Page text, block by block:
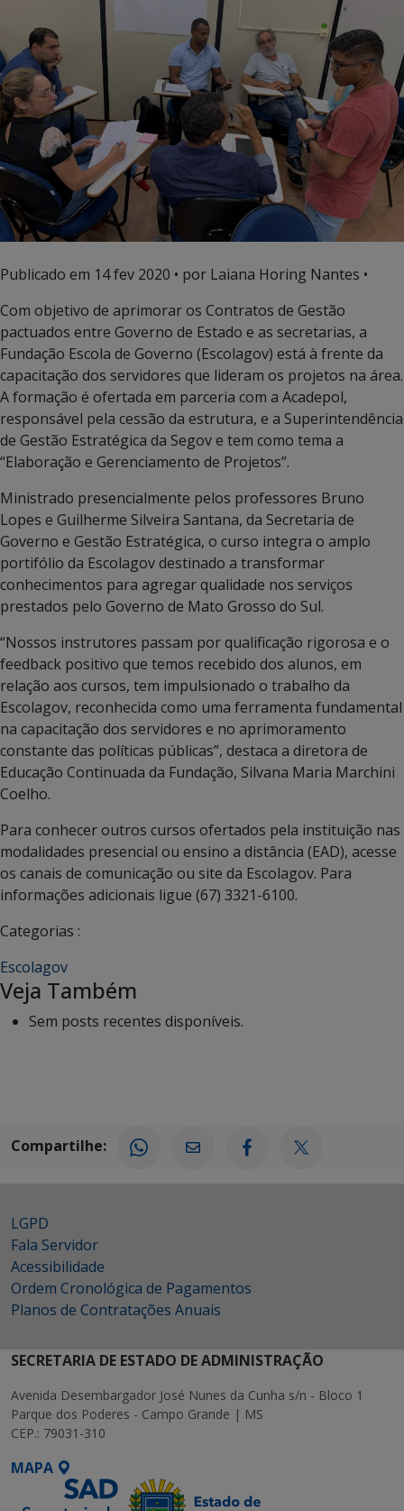
Publicado em 14 fev 2020 • por Laiana Horing Nantes •
Com objetivo de aprimorar os Contratos de Gestão
pactuados entre Governo de Estado e as secretarias, a
Fundação Escola de Governo (Escolagov) está à frente da
capacitação dos servidores que lideram os projetos na área.
A formação é ofertada em parceria com a Acadepol,
responsável pela cessão da estrutura, e a Superintendência
de Gestão Estratégica da Segov e tem como tema a
“Elaboração e Gerenciamento de Projetos”.
Ministrado presencialmente pelos professores Bruno
Lopes e Guilherme Silveira Santana, da Secretaria de
Governo e Gestão Estratégica, o curso integra o amplo
portifólio da Escolagov destinado a transformar
conhecimentos para agregar qualidade nos serviços
prestados pelo Governo de Mato Grosso do Sul.
“Nossos instrutores passam por qualificação rigorosa e o
feedback positivo que temos recebido dos alunos, em
relação aos cursos, tem impulsionado o trabalho da
Escolagov, reconhecida como uma ferramenta fundamental
na capacitação dos servidores e no aprimoramento
constante das políticas públicas”, destaca a diretora de
Educação Continuada da Fundação, Silvana Maria Marchini
Coelho.
Para conhecer outros cursos ofertados pela instituição nas
modalidades presencial ou ensino a distância (EAD), acesse
os canais de comunicação ou site da Escolagov. Para
informações adicionais ligue (67) 3321-6100.
Categorias :
Escolagov
Veja Também
Sem posts recentes disponíveis.
Compartilhe:
LGPD
Fala Servidor
Acessibilidade
Ordem Cronológica de Pagamentos
Planos de Contratações Anuais
SECRETARIA DE ESTADO DE ADMINISTRAÇÃO
Avenida Desembargador José Nunes da Cunha s/n - Bloco 1
Parque dos Poderes - Campo Grande | MS
CEP.: 79031-310
MAPA